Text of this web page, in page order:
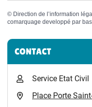
© Direction de l’information
comarquage developpé par
Informations
CONTACT
Service Etat Civil
Place Porte